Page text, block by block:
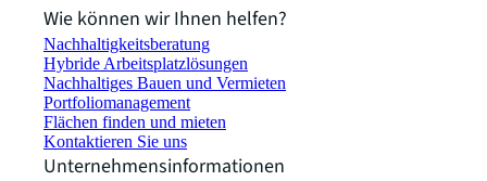
Wie können wir Ihnen helfen?
Nachhaltigkeitsberatung
Hybride Arbeitsplatzlösungen
Nachhaltiges Bauen und Vermieten
Portfoliomanagement
Flächen finden und mieten
Kontaktieren Sie uns
Unternehmensinformationen